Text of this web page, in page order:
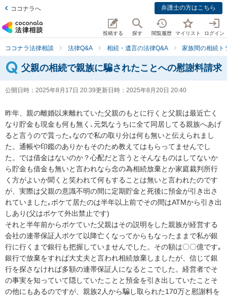
ココナラへ 弁護士の方はこちら
投稿する 探す 閲覧履歴 マイリスト ログイン
ココナラ法律相談 法律Q&A 相続・遺言の法律Q&A 家族間の相続ト
父親の相続で親族に騙されたことへの慰謝料請求
公開日時： 2025年8月17日 20:39更新日時： 2025年8月20日 20:40
昨年、親の離婚以来離れていた父親のもとに行くと父親は最近亡く
なり貯金も現金も何も無く､元気なうちに全て同居してる親族へあげ
ると言うので貰った｡なので私の取り分は何も無いと伝えられまし
た。通帳や印鑑のありかもそのため教えてはもらってませんでし
た。では借金はないのか？心配だと言うとそんなものはしてないか
ら貯金も借金も無いと言われなら念の為相続放棄とか家庭裁判所行
く方がよいか聞くと笑われて何もすることは無いと言われたのです
が、実際は父親の意識不明の間に定期貯金と死後に預金が引き出さ
れていました｡ボケて居たのは半年以上前でその間はATMから引き出
しあり(父はボケて外出禁止です)
それと半年前からボケていた父親はその説明をした親族が経営する
会社の連帯保証人ボケて以降亡くなってからもなったままで私が銀
行に行くまで銀行も把握していませんでした。その額は〇〇億です｡
銀行で放棄をすれば大丈夫と言われ相続放棄しましたが、信じて銀
行を探さなければ多額の連帯保証人になるとこでした。経営者でそ
の事実を知っていて隠していたことと預金を引き出していたことそ
の他にもあるのですが、親族2人から騙し取られた170万と慰謝料を